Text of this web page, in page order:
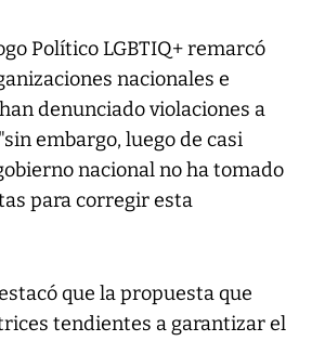
Político LGBTIQ+ remarcó
nacionales e
denunciado violaciones a
embargo, luego de casi
nacional no ha tomado
para corregir esta
que la propuesta que
tendientes a garantizar el